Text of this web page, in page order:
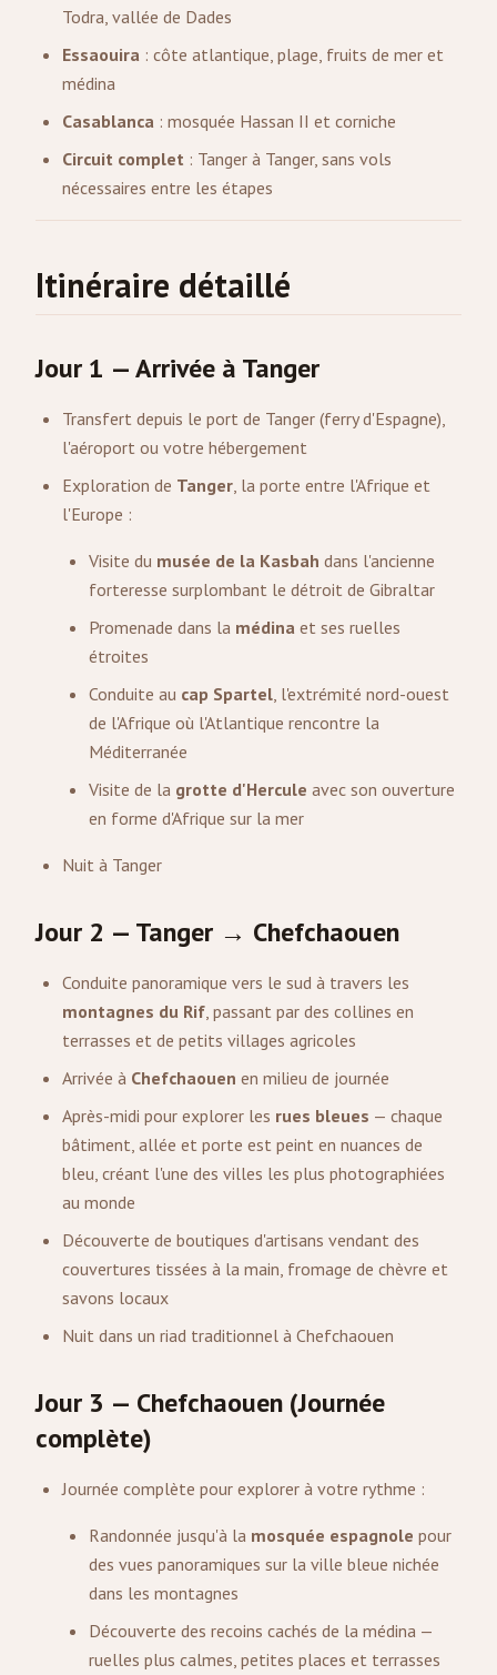
Todra, vallée de Dades
Essaouira : côte atlantique, plage, fruits de mer et
médina
Casablanca : mosquée Hassan II et corniche
Circuit complet : Tanger à Tanger, sans vols
nécessaires entre les étapes
Itinéraire détaillé
Jour 1 — Arrivée à Tanger
Transfert depuis le port de Tanger (ferry d'Espagne),
l'aéroport ou votre hébergement
Exploration de Tanger, la porte entre l'Afrique et
l'Europe :
Visite du musée de la Kasbah dans l'ancienne
forteresse surplombant le détroit de Gibraltar
Promenade dans la médina et ses ruelles
étroites
Conduite au cap Spartel, l'extrémité nord-ouest
de l'Afrique où l'Atlantique rencontre la
Méditerranée
Visite de la grotte d'Hercule avec son ouverture
en forme d'Afrique sur la mer
Nuit à Tanger
Jour 2 — Tanger → Chefchaouen
Conduite panoramique vers le sud à travers les
montagnes du Rif, passant par des collines en
terrasses et de petits villages agricoles
Arrivée à Chefchaouen en milieu de journée
Après-midi pour explorer les rues bleues — chaque
bâtiment, allée et porte est peint en nuances de
bleu, créant l'une des villes les plus photographiées
au monde
Découverte de boutiques d'artisans vendant des
couvertures tissées à la main, fromage de chèvre et
savons locaux
Nuit dans un riad traditionnel à Chefchaouen
Jour 3 — Chefchaouen (Journée
complète)
Journée complète pour explorer à votre rythme :
Randonnée jusqu'à la mosquée espagnole pour
des vues panoramiques sur la ville bleue nichée
dans les montagnes
Découverte des recoins cachés de la médina —
ruelles plus calmes, petites places et terrasses